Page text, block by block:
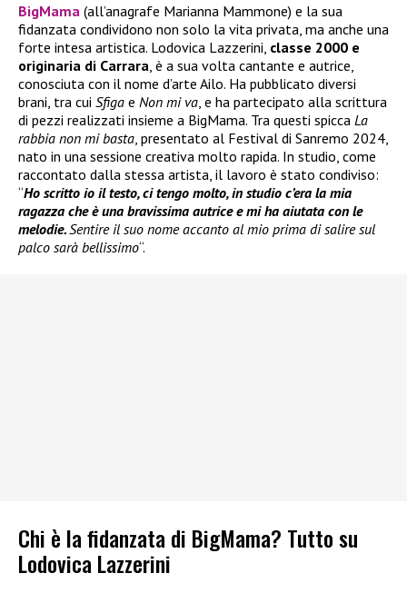
BigMama (all’anagrafe Marianna Mammone) e la sua
fidanzata condividono non solo la vita privata, ma anche una
forte intesa artistica. Lodovica Lazzerini, classe 2000 e
originaria di Carrara , è a sua volta cantante e autrice,
conosciuta con il nome d’arte Ailo. Ha pubblicato diversi
brani, tra cui Sfiga e Non mi va , e ha partecipato alla scrittura
di pezzi realizzati insieme a BigMama. Tra questi spicca La
rabbia non mi basta , presentato al Festival di Sanremo 2024,
nato in una sessione creativa molto rapida. In studio, come
raccontato dalla stessa artista, il lavoro è stato condiviso:
“Ho scritto io il testo, ci tengo molto, in studio c’era la mia
ragazza che è una bravissima autrice e mi ha aiutata con le
melodie.Sentire il suo nome accanto al mio prima di salire sul
palco sarà bellissimo“.
Chi è la fidanzata di BigMama? Tutto su
Lodovica Lazzerini